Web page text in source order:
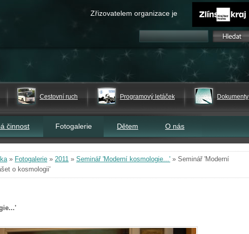
Zřizovatelem organizace je
Cestovní ruch Programový letáček Dokumenty
činnost Fotogalerie Dětem O nás
» Fotogalerie » 2011 » Seminář 'Moderní kosmologie...' » Seminář 'Moderní
o kosmologii'